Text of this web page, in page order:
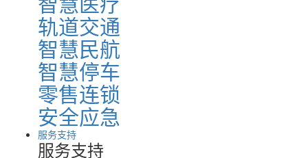
轨道交通
智慧民航
智慧停车
零售连锁
安全应急
服务支持
服务支持